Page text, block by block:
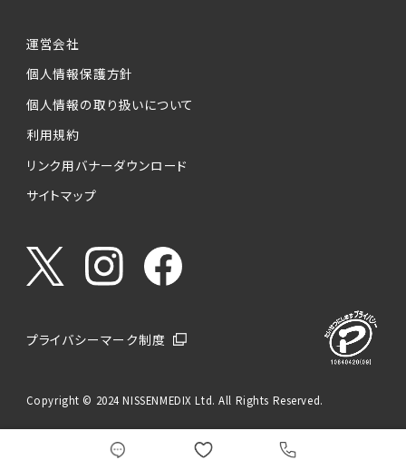
運営会社
個人情報保護方針
個人情報の取り扱いについて
利用規約
リンク用バナーダウンロード
サイトマップ
プライバシーマーク制度
Copyright © 2024 NISSENMEDIX Ltd. All Rights Reserved.